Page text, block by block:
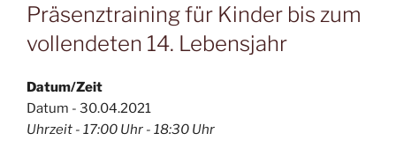
Präsenztraining für Kinder bis zum
vollendeten 14. Lebensjahr
Datum/Zeit
Datum - 30.04.2021
Uhrzeit - 17:00 Uhr - 18:30 Uhr